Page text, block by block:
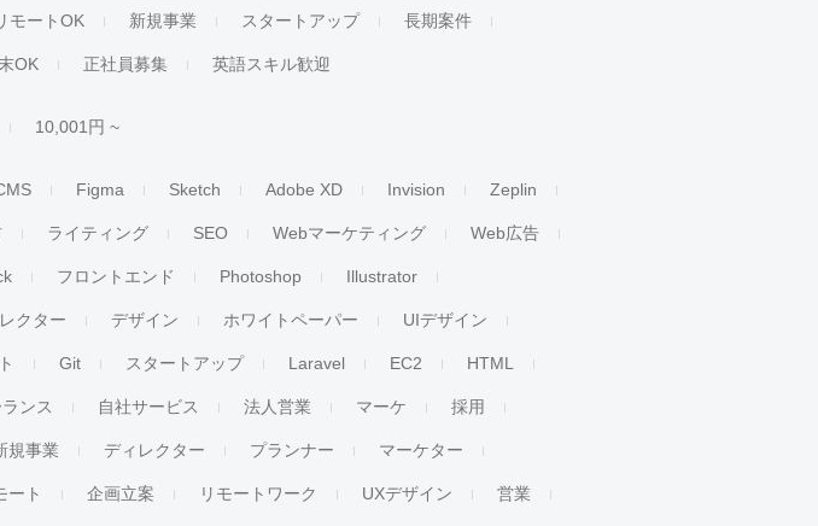
モートOK 新規事業 スタートアップ 長期案件
OK 正社員募集 英語スキル歓迎
10,001円 ~
Figma Sketch Adobe XD Invision Zeplin
ライティング SEO Webマーケティング Web広告
フロントエンド Photoshop Illustrator
クター デザイン ホワイトペーパー UIデザイン
Git スタートアップ Laravel EC2 HTML
ンス 自社サービス 法人営業 マーケ 採用
規事業 ディレクター プランナー マーケター
ート 企画立案 リモートワーク UXデザイン 営業